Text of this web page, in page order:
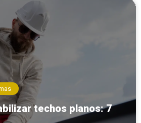
techos planos: 7